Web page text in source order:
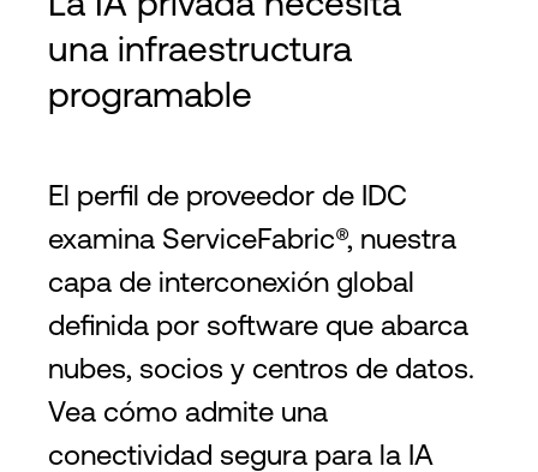
una infraestructura
programable
El perfil de proveedor de IDC
examina ServiceFabric®, nuestra
capa de interconexión global
definida por software que abarca
nubes, socios y centros de datos.
Vea cómo admite una
conectividad segura para la IA